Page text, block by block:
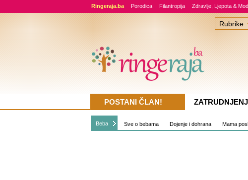
Ringeraja.ba Porodica Filantropija Zdravlje, Ljepota &
Beba Sve o bebama Dojenje i dohrana Mama
Rubrike
POSTANI ČLAN!